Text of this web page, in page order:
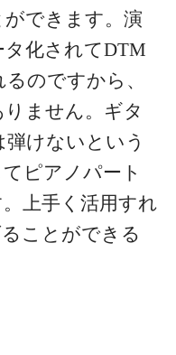
できます。演
化されてDTM
のですから、
ません。 ギタ
けないという
ピアノパート
上手く活用すれ
ことができる